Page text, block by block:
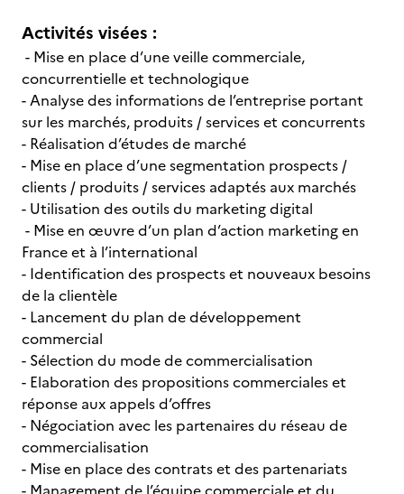
Activités visées :
- Mise en place d’une veille commerciale,
concurrentielle et technologique
- Analyse des informations de l’entreprise portant
sur les marchés, produits / services et concurrents
- Réalisation d’études de marché
- Mise en place d’une segmentation prospects /
clients / produits / services adaptés aux marchés
- Utilisation des outils du marketing digital
- Mise en œuvre d’un plan d’action marketing en
France et à l’international
- Identification des prospects et nouveaux besoins
de la clientèle
- Lancement du plan de développement
commercial
- Sélection du mode de commercialisation
- Elaboration des propositions commerciales et
réponse aux appels d’offres
- Négociation avec les partenaires du réseau de
commercialisation
- Mise en place des contrats et des partenariats